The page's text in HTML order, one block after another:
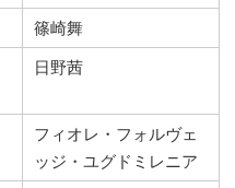
篠崎舞
日野茜
フィオレ・フォルヴェ
ッジ・ユグドミレニア